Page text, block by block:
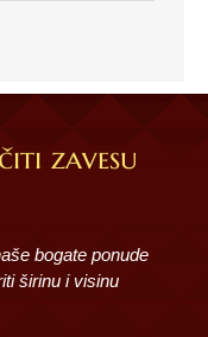
zavesu
bogate ponude
širinu i visinu